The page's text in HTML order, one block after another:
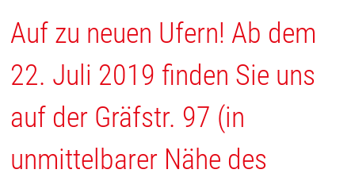
Auf zu neuen Ufern! Ab dem
22. Juli 2019 finden Sie uns
auf der Gräfstr. 97 (in
unmittelbarer Nähe des